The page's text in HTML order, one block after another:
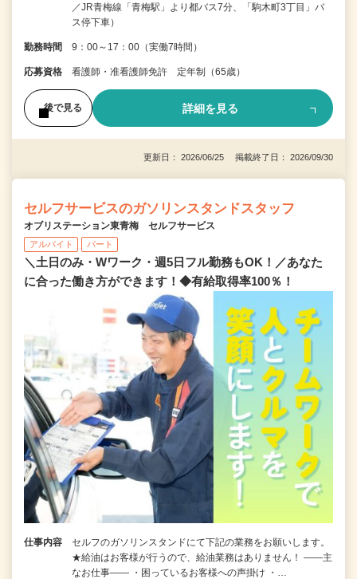
／JR青梅線「青梅駅」より都バス7分、「駒木町3丁目」バ
ス停下車）
勤務時間 9：00～17：00（実働7時間）
応募資格 看護師・准看護師免許 定年制（65歳）
後で見る 詳細を見る
更新日： 2026/06/25 掲載終了日： 2026/09/30
セルフサービスのガソリンスタンドスタッフ
オブリステーション東青梅 セルフサービス
アルバイト パート
＼土日のみ・Wワーク・週5日フル勤務もOK！／あなた
に合った働き方ができます！◆有給取得率100％！
仕事内容
セルフのガソリンスタンドにて下記の業務をお願いします。
★給油はお客様が行うので、給油業務はありません！ ――主
なお仕事―― ・困っているお客様への声掛け ・…